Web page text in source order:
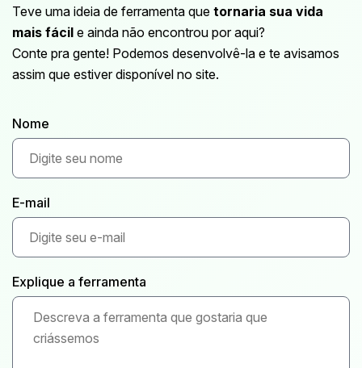
Teve uma ideia de ferramenta que tornaria sua vida
mais fácil e ainda não encontrou por aqui?
Conte pra gente! Podemos desenvolvê-la e te avisamos
assim que estiver disponível no site.
Nome
E-mail
Explique a ferramenta